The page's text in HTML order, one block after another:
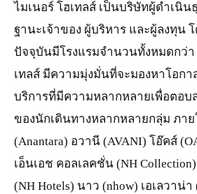
ไมเนอร์ โฮเทลส์ เป็นบริษัทผู้ดำเนิน
ฐานะเจ้าของ ผู้บริหาร และผู้ลงทุน
ปัจจุบันมีโรงแรมจำนวนทั้งหมดกว่า
เทลส์ มีความมุ่งมั่นที่จะมองหาโอก
บริการที่มีความหลากหลายเพื่อตอบ
ของนักเดินทางหลากหลายกลุ่ม ภา
(Anantara) อวานี (AVANI) โอ๊คส์
เอ็นเอช คอลเลคชั่น (NH
(NH Hotels) นาว (nhow) เอเลวาน่